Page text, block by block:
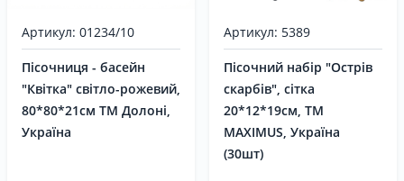
Артикул: 01234/10
Пісочниця - басейн
"Квітка" світло-рожевий,
80*80*21см ТМ Долоні,
Україна
Артикул: 5389
Пісочний набір "Острів
скарбів", сітка
20*12*19см, ТМ
MAXIMUS, Україна
(30шт)